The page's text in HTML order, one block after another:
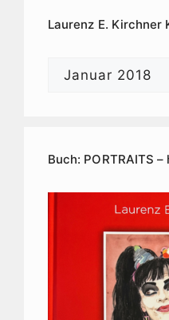
Laurenz E. Kirchner
Laurenz
Buch: PORTRAITS